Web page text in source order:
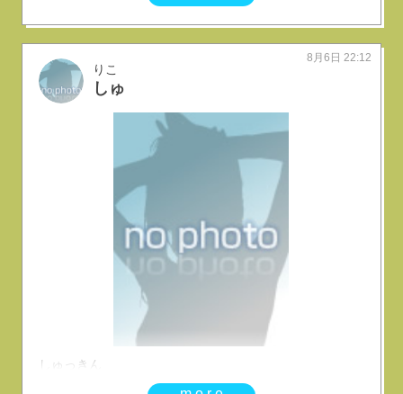
りこ
しゅ
8月6日 22:12
しゅっきん